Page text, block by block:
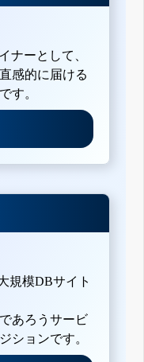
ナーとして、
感的に届ける
す。
規模DBサイト
あろうサービ
ションです。